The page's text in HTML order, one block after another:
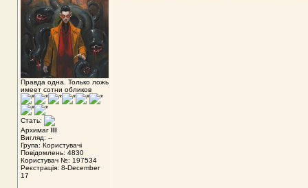
Правда одна. Только ложь
имеет сотни обликов
Стать:
Архимаг III
Вигляд: --
Група: Користувачі
Повідомлень: 4830
Користувач №: 197534
Реєстрація: 8-December
17